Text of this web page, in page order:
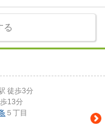
る
徒歩3分
13分
５丁目